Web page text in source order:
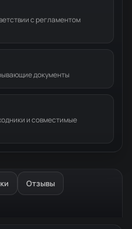
с регламентом
документы
и совместимые
Отзывы